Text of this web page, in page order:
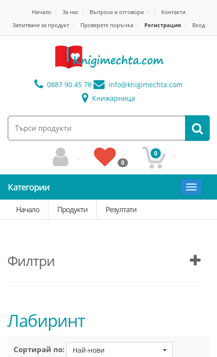
Начало За нас Въпроси и отговори
Контакти
Запитване за продукт
Проверете поръчка Регистрация Вход
0887 90 45 78 info@knigimechta.com
Книжарница
0
0
Категории
Toggle
Начало
Продукти Резултати
Филтри
Лабиринт
Сортирай по: Най-нови